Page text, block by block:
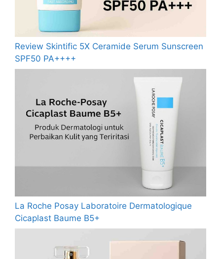
Review Skintific 5X Ceramide Serum Sunscreen
SPF50 PA++++
La Roche Posay Laboratoire Dermatologique
Cicaplast Baume B5+